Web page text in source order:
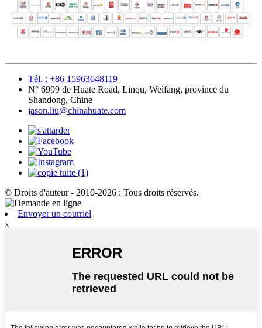
Tél. : +86 15963648119
N° 6999 de Huate Road, Linqu, Weifang, province du
Shandong, Chine
jason.liu@chinahuate.com
© Droits d'auteur - 2010-2026 : Tous droits réservés.
Envoyer un courriel
x